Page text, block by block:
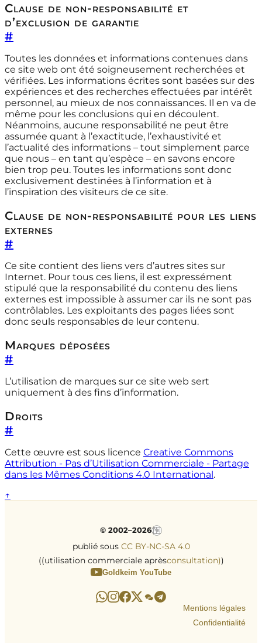
Clause de non-responsabilité et
d’exclusion de garantie
#
Toutes les données et informations contenues dans
ce site web ont été soigneusement recherchées et
vérifiées. Les informations écrites sont basées sur des
expériences et des recherches effectuées par intérêt
personnel, au mieux de nos connaissances. Il en va de
même pour les conclusions qui en découlent.
Néanmoins, aucune responsabilité ne peut être
assumée quant à l’exactitude, l’exhaustivité et
l’actualité des informations – tout simplement parce
que nous – en tant qu’espèce – en savons encore
bien trop peu. Toutes les informations sont donc
exclusivement destinées à l’information et à
l’inspiration des visiteurs de ce site.
Clause de non-responsabilité pour les liens
externes
#
Ce site contient des liens vers d’autres sites sur
Internet. Pour tous ces liens, il est expressément
stipulé que la responsabilité du contenu des liens
externes est impossible à assumer car ils ne sont pas
contrôlables. Les exploitants des pages liées sont
donc seuls responsables de leur contenu.
Marques déposées
#
L’utilisation de marques sur ce site web sert
uniquement à des fins d’information.
Droits
#
Cette œuvre est sous licence Creative Commons
Attribution - Pas d’Utilisation Commerciale - Partage
dans les Mêmes Conditions 4.0 International .
↑
© 2002–2026
publié sous CC BY-NC-SA 4.0
((utilisation commerciale aprèsconsultation))
Goldkeim YouTube
Mentions légales
Confidentialité